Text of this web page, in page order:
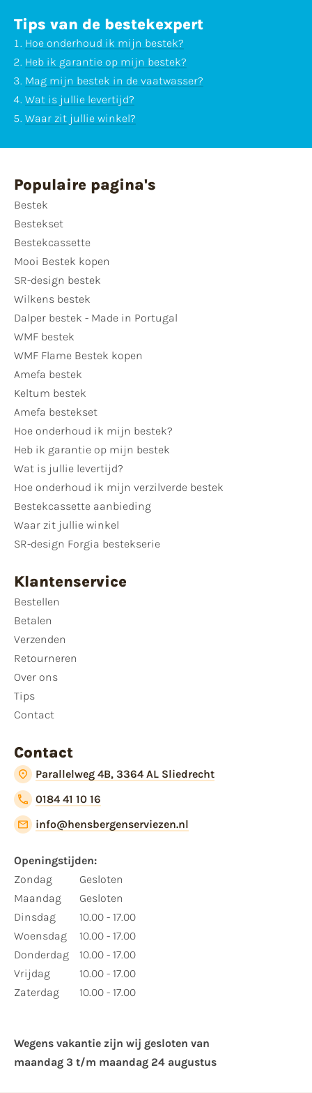
Tips van de bestekexpert
Hoe onderhoud ik mijn bestek?
Heb ik garantie op mijn bestek?
Mag mijn bestek in de vaatwasser?
Wat is jullie levertijd?
Waar zit jullie winkel?
Populaire pagina's
Bestek
Bestekset
Bestekcassette
Mooi Bestek kopen
SR-design bestek
Wilkens bestek
Dalper bestek - Made in Portugal
WMF bestek
WMF Flame Bestek kopen
Amefa bestek
Keltum bestek
Amefa bestekset
Hoe onderhoud ik mijn bestek?
Heb ik garantie op mijn bestek
Wat is jullie levertijd?
Hoe onderhoud ik mijn verzilverde bestek
Bestekcassette aanbieding
Waar zit jullie winkel
SR-design Forgia bestekserie
Klantenservice
Bestellen
Betalen
Verzenden
Retourneren
Over ons
Tips
Contact
Contact
Parallelweg 4B, 3364 AL Sliedrecht
0184 41 10 16
info@hensbergenserviezen.nl
Openingstijden:
Zondag
Maandag
Dinsdag
Woensdag
Donderdag
Vrijdag
Zaterdag
Gesloten
Gesloten
10.00 - 17.00
10.00 - 17.00
10.00 - 17.00
10.00 - 17.00
10.00 - 17.00
Wegens vakantie zijn wij gesloten van ​
maandag 3 t/m maandag 24 augustus